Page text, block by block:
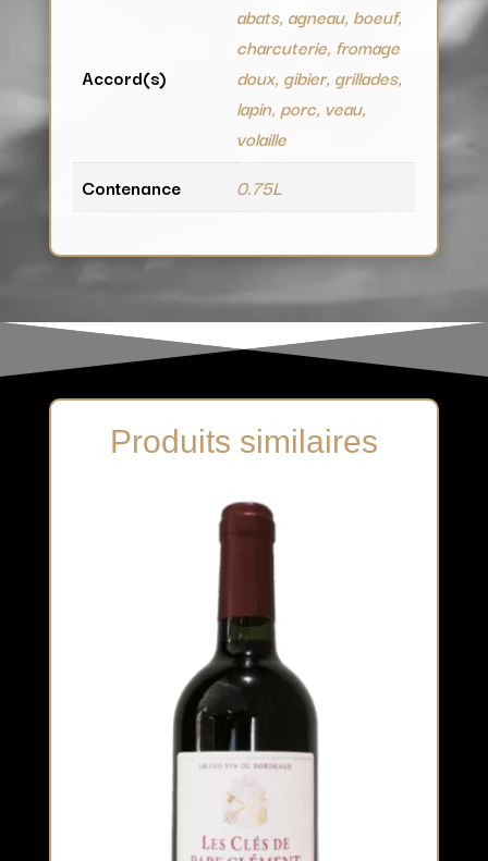
Accord(s)
abats, agneau, boeuf,
charcuterie, fromage
doux, gibier, grillades,
lapin, porc, veau,
volaille
Contenance
0.75L
Produits similaires